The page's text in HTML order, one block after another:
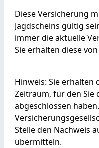
Diese Versicherung
Jagdscheins gültig
immer die aktuelle
Sie erhalten diese
Hinweis: Sie erhalten
Zeitraum, für den Sie
abgeschlossen
Stelle den Nachweis
übermitteln.